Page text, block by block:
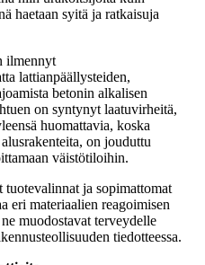
haetaan syitä ja ratkaisuja
ilmennyt
lattianpäällysteiden,
betonin alkalisen
on syntynyt laatuvirheitä,
huomattavia, koska
on jouduttu
väistötiloihin.
tuotevalinnat ja sopimattomat
eri materiaalien reagoimisen
muodostavat terveydelle
tiedotteessa.